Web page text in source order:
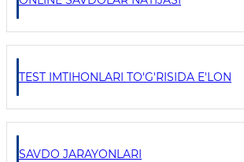
TEST IMTIHONLARI TO'G'RISIDA E'LON
SAVDO JARAYONLARI